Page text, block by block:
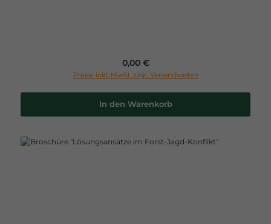
Regulärer Preis:
0,00 €
Preise inkl. MwSt. zzgl. Versandkosten
In den Warenkorb